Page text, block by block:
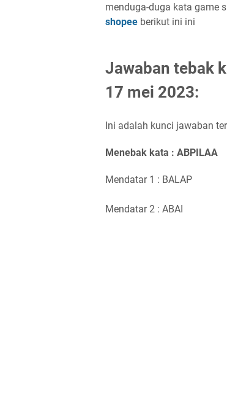
menduga-duga kata game
shopee berikut ini ini
Jawaban tebak
17 mei 2023:
Ini adalah kunci jawaban
Menebak kata : ABPILAA
Mendatar 1 : BALAP
Mendatar 2 : ABAI